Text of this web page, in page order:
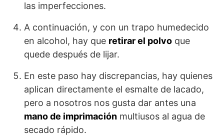
las imperfecciones.
A continuación, y con un trapo humedecido
en alcohol, hay que retirar el polvo que
quede después de lijar.
En este paso hay discrepancias, hay quienes
aplican directamente el esmalte de lacado,
pero a nosotros nos gusta dar antes una
mano de imprimación multiusos al agua de
secado rápido.